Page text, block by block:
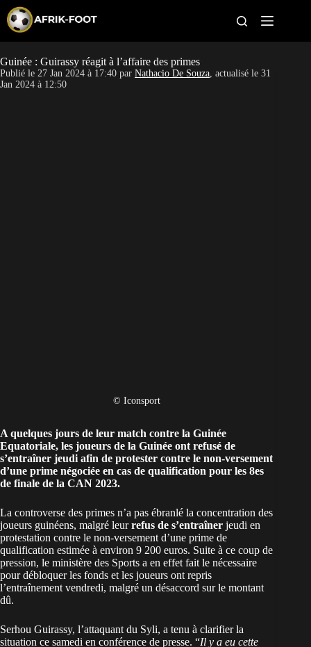
p
o
c
CAN féminine
Guinée : Guirassy réagit à l’affaire des primes
Publié le 27 Jan 2024 à 17:40 par Nathacio De Souza, actualisé le 31
Jan 2024 à 12:50
© Iconsport
A quelques jours de leur match contre la Guinée
Equatoriale, les joueurs de la Guinée ont refusé de
s’entraîner jeudi afin de protester contre le non-versement
d’une prime négociée en cas de qualification pour les 8es
de finale de la CAN 2023.
La controverse des primes n’a pas ébranlé la concentration des
joueurs guinéens, malgré leurrefus de s’entraîner jeudi en
protestation contre le non-versement d’une prime de
qualification estimée à environ 9 200 euros. Suite à ce coup de
pression, le ministère des Sports a en effet fait le nécessaire
pour débloquer les fonds et les joueurs ont repris
l’entraînement vendredi, malgré un désaccord sur le montant
dû.
Serhou Guirassy, l’attaquant du Syli, a tenu à clarifier la
situation ce samedi en conférence de presse. “Il y a eu cette